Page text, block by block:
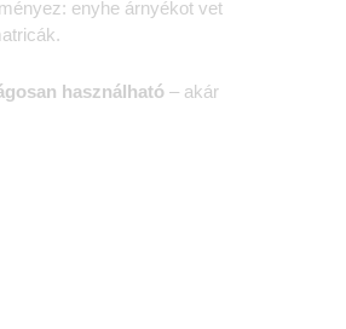
enyhe árnyékot vet
használható – akár